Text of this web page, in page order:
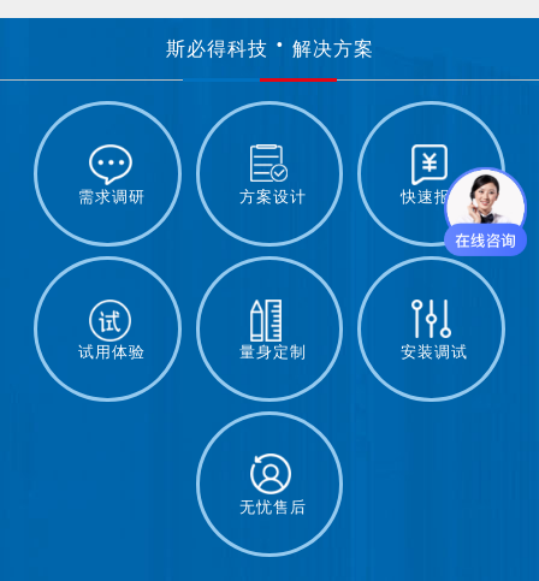
斯必得科技 解决方案
需求调研 方案设计 快速报价
试用体验 量身定制 安装调试
无忧售后